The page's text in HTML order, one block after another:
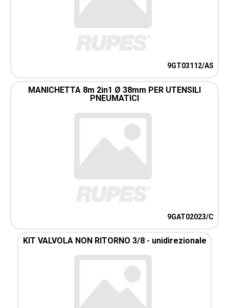
9GT03112/AS
MANICHETTA 8m 2in1 Ø 38mm PER UTENSILI
PNEUMATICI
9GAT02023/C
KIT VALVOLA NON RITORNO 3/8 - unidirezionale